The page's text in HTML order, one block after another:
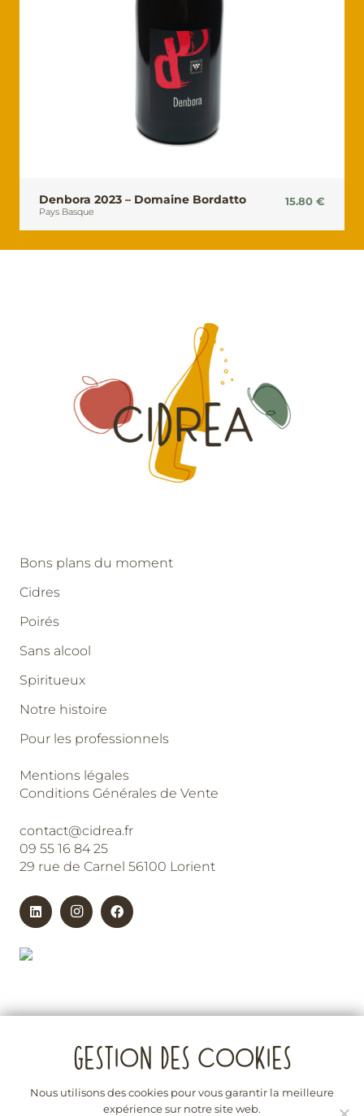
Denbora 2023 – Domaine Bordatto
Pays Basque
15.80 €
Bons plans du moment
Cidres
Poirés
Sans alcool
Spiritueux
Notre histoire
Pour les professionnels
Mentions légales
Conditions Générales de Vente
contact@cidrea.fr
09 55 16 84 25
29 rue de Carnel 56100 Lorient
Nous utilisons des cookies pour vous garantir la meilleure
expérience sur notre site web.